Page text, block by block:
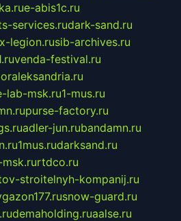
e-abis1c.ru
services.rudark-sand.ru
x-legion.rusib-archives.ru
venda-festival.ru
lab-msk.ru1-mus.ru
purse-factory.ru
adler-jun.rubandamn.ru
1mus.rudarksand.ru
rtdco.ru
stroitelnyh-kompanij.ru
snow-guard.ru
demaholding.ruaalse.ru